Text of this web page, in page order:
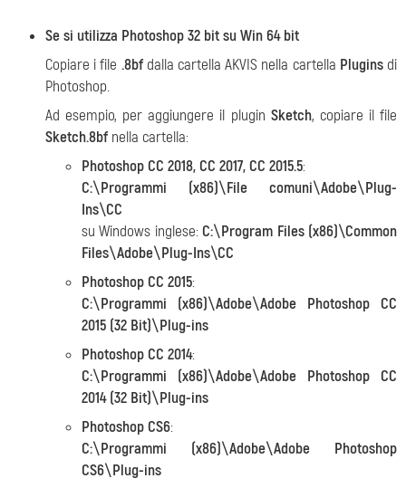
Se si utilizza Photoshop 32 bit su Win 64 bit
Copiare i file .8bfdalla cartella AKVIS nella cartella Pluginsdi
Photoshop.
Ad esempio, per aggiungere il plugin Sketch, copiare il file
Sketch.8bfnella cartella:
Photoshop CC 2018, CC 2017, CC 2015.5:
C:\Programmi (x86)\File comuni\Adobe\Plug-
Ins\CC
su Windows inglese:C:\Program Files (x86)\Common
Files\Adobe\Plug-Ins\CC
Photoshop CC 2015:
C:\Programmi (x86)\Adobe\Adobe Photoshop CC
2015 (32 Bit)\Plug-ins
Photoshop CC 2014:
C:\Programmi (x86)\Adobe\Adobe Photoshop CC
2014 (32 Bit)\Plug-ins
Photoshop CS6:
C:\Programmi (x86)\Adobe\Adobe Photoshop
CS6\Plug-ins